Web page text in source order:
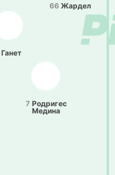
66 Жардел
Ганет
7 Ро­дри­гес
Медина